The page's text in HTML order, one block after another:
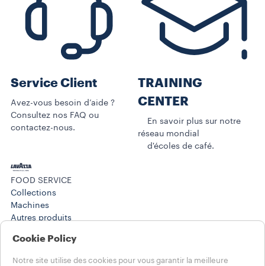
Service Client
Avez-vous besoin d’aide ?
Consultez nos FAQ ou
contactez-nous.
TRAINING
CENTER
En savoir plus sur notre
réseau mondial
d'écoles de café.
FOOD SERVICE
Collections
Machines​
Autres produits
Histoires
Training Center
Cookie Policy
Notre site utilise des cookies pour vous garantir la meilleure